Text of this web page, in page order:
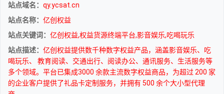
站点域名： qy.ycsat.cn
站点名称： 亿创权益
站点关键词： 亿创权益,权益货源终端平台,影音娱乐,吃喝玩乐
站点描述： 亿创权益提供数千种数字权益产品，涵盖影音娱乐、吃
喝玩乐、 教育阅读、交通出行、阅读办公、通讯服务、生活服务等
多个领域。平台已集成3000 余款主流数字权益商品，为超过 200 家
的企业客户提供了礼品卡定制服务，并拥有 500 余个大小型代理